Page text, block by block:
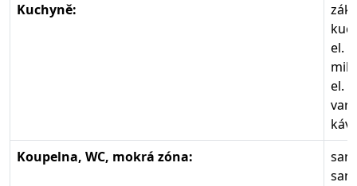
Kuchyně:
el.
el.
Koupelna, WC, mokrá zóna: